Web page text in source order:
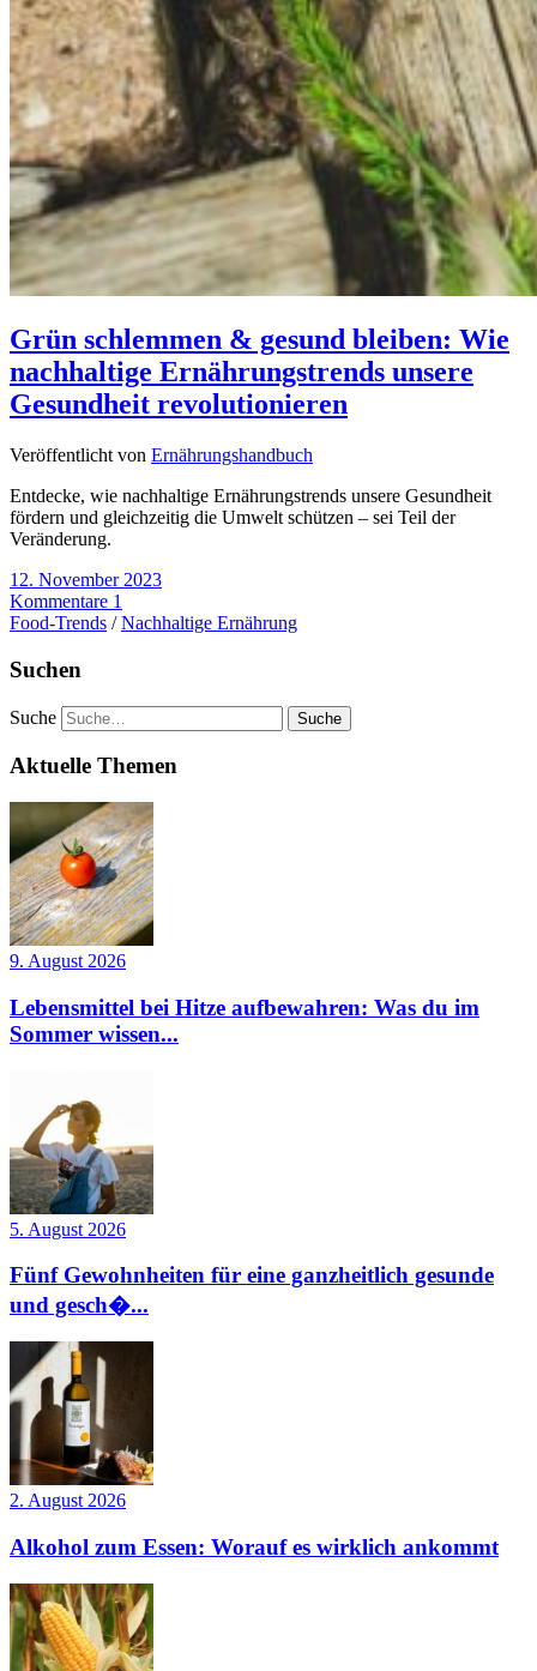
Grün schlemmen & gesund bleiben: Wie
nachhaltige Ernährungstrends unsere
Gesundheit revolutionieren
Veröffentlicht von Ernährungshandbuch
Entdecke, wie nachhaltige Ernährungstrends unsere Gesundheit
fördern und gleichzeitig die Umwelt schützen – sei Teil der
Veränderung.
12. November 2023
Kommentare 1
Food-Trends /Nachhaltige Ernährung
Suchen
Suche
Aktuelle Themen
9. August 2026
Lebensmittel bei Hitze aufbewahren: Was du im
Sommer wissen...
5. August 2026
Fünf Gewohnheiten für eine ganzheitlich gesunde
und gesch�...
2. August 2026
Alkohol zum Essen: Worauf es wirklich ankommt